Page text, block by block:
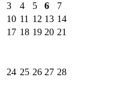
3
4 5 6 7
10 11 12 13 14
17 18 19 20 21
24 25 26 27 28